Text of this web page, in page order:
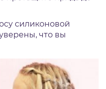
силиконовой
что вы